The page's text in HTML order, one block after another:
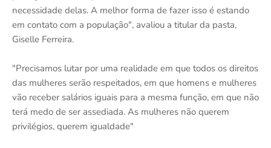
necessidade delas. A melhor forma de fazer isso é estando
em contato com a população", avaliou a titular da pasta,
Giselle Ferreira.
"Precisamos lutar por uma realidade em que todos os direitos
das mulheres serão respeitados, em que homens e mulheres
vão receber salários iguais para a mesma função, em que não
terá medo de ser assediada. As mulheres não querem
privilégios, querem igualdade"